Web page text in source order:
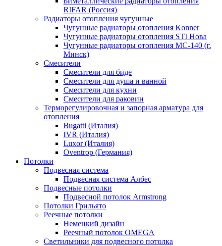
RIFAR (Россия)
Радиаторы отопления чугунные
Чугунные радиаторы отопления Konner
Чугунные радиаторы отопления STI Нова
Чугунные радиаторы отопления МС-140 (г.
Минск)
Смесители
Смесители для биде
Смесители для душа и ванной
Смесители для кухни
Смесители для раковин
Терморегулировочная и запорная арматура для
отопления
Bugatti (Италия)
IVR (Италия)
Luxor (Италия)
Oventrop (Германия)
Потолки
Подвесная система
Подвесная система Албес
Подвесные потолки
Подвесной потолок Armstrong
Потолки Грильято
Реечные потолки
Немецкий дизайн
Реечный потолок OMEGA
Светильники для подвесного потолка